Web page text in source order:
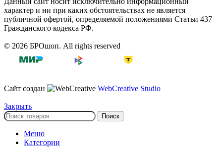
характер и ни при каких обстоятельствах не является
публичной офертой, определяемой положениями Статьи 437
Гражданского кодекса РФ.
© 2026 БРОшоп. All rights reserved
Сайт создан WebCreative Studio
Закрыть
Поиск
Меню
Категории